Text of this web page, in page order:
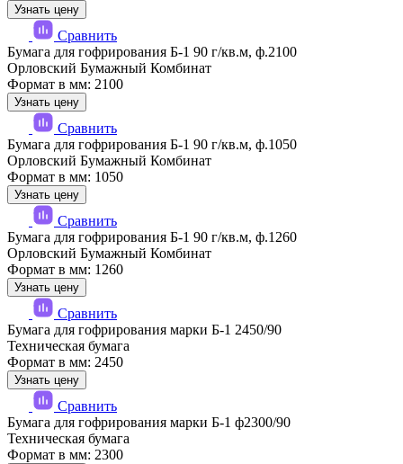
Узнать цену
Сравнить
Бумага для гофрирования Б-1 90 г/кв.м, ф.2100
Орловский Бумажный Комбинат
Формат в мм: 2100
Узнать цену
Сравнить
Бумага для гофрирования Б-1 90 г/кв.м, ф.1050
Орловский Бумажный Комбинат
Формат в мм: 1050
Узнать цену
Сравнить
Бумага для гофрирования Б-1 90 г/кв.м, ф.1260
Орловский Бумажный Комбинат
Формат в мм: 1260
Узнать цену
Сравнить
Бумага для гофрирования марки Б-1 2450/90
Техническая бумага
Формат в мм: 2450
Узнать цену
Сравнить
Бумага для гофрирования марки Б-1 ф2300/90
Техническая бумага
Формат в мм: 2300